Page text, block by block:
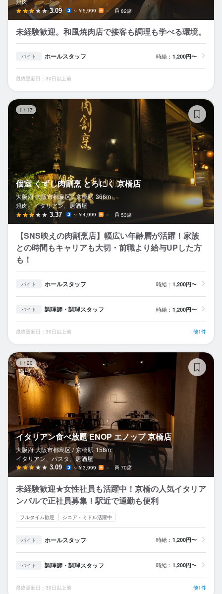
3.09 ～￥5,999 － 82席
未経験歓迎。和風焼肉店で接客も調理も学べる環境。
バイト ホールスタッフ 時給： 1,200円〜
最終更新日：30日以上前
1 / 17
個室 くずし肉割烹 とろにく 京橋店
大阪府 大阪市都島区 / 京橋駅 366m
焼肉、イタリアン、居酒屋
3.37 ～￥4,999 － 53席
【SNS映えの肉割烹店】幅広い年齢層が活躍！家族
との時間もキャリアも大切・前職より給与UPした方
も！
バイト ホールスタッフ 時給： 1,200円〜
バイト 調理師・調理スタッフ 時給： 1,200円〜
最終更新日：30日以上前 他1件
1 / 20
イタリアン食べ放題 ENOP エノップ 京橋店
大阪府 大阪市都島区 / 京橋駅 158m
イタリアン、パスタ、居酒屋
3.09 ～￥3,999 － 70席
未経験歓迎★女性社員も活躍中！京橋の人気イタリア
ンバルで正社員募集！駅近で通勤も便利
フルタイム歓迎 シニア・ミドル活躍中
バイト ホールスタッフ 時給： 1,200円〜
バイト 調理師・調理スタッフ 時給： 1,200円〜
最終更新日：30日以上前 他1件